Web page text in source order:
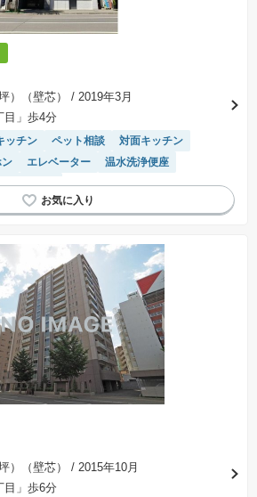
）（壁芯）
/ 2019年3月
目」歩4分
ッチン ペット相談
対面キッチン
エレベーター
温水洗浄便座
通車)あり
）（壁芯）
/ 2015年10月
目」歩6分